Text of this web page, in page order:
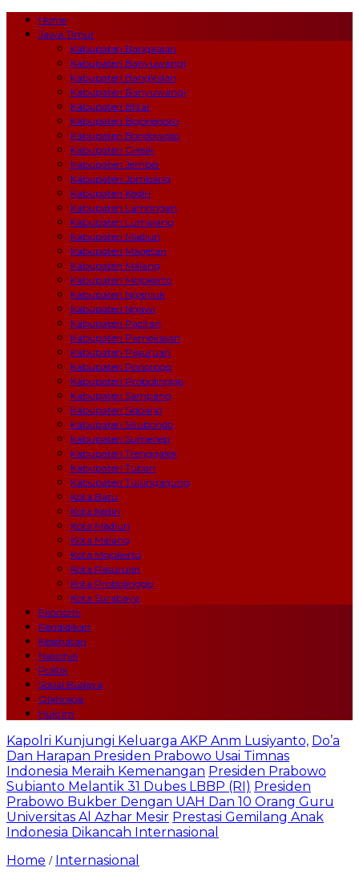
Home
Jawa Timur
Kabupaten Bangkalan
Kabupaten Banyuwangi
Kabupaten Bangkalan
Kabupaten Banyuwangi
Kabupaten Blitar
Kabupaten Bojonegoro
Kabupaten Bondowoso
Kabupaten Gresik
Kabupaten Jember
Kabupaten Jombang
Kabupaten Kediri
Kabupaten Lamongan
Kabupaten Lumajang
Kabupaten Madiun
Kabupaten Magetan
Kabupaten Malang
Kabupaten Mojokerto
Kabupaten Nganjuk
Kabupaten Ngawi
Kabupaten Pacitan
Kabupaten Pamekasan
Kabupaten Pasuruan
Kabupaten Ponorogo
Kabupaten Probolinggo
Kabupaten Sampang
Kabupaten Sidoarjo
Kabupaten Situbondo
Kabupaten Sumenep
Kabupaten Trenggalek
Kabupaten Tuban
Kabupaten Tulungagung
Kota Batu
Kota Kediri
Kota Madiun
Kota Malang
Kota Mojokerto
Kota Pasuruan
Kota Probolinggo
Kota Surabaya
Ekonomi
Pendidikan
Kesehatan
Nasional
Politik
Sosial Budaya
Olahraga
Hukrim
Kapolri Kunjungi Keluarga AKP Anm Lusiyanto, Do’a
Dan Harapan Presiden Prabowo Usai Timnas
Indonesia Meraih Kemenangan Presiden Prabowo
Subianto Melantik 31 Dubes LBBP (RI) Presiden
Prabowo Bukber Dengan UAH Dan 10 Orang Guru
Universitas Al Azhar Mesir Prestasi Gemilang Anak
Indonesia Dikancah Internasional
Home / Internasional